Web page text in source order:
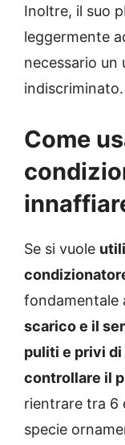
Inoltre, il suo
leggermente
necessario un
indiscriminato.
Come
Se si vuole
fondamentale
scarico e il
puliti e privi di
controllare il
rientrare tra 6
specie